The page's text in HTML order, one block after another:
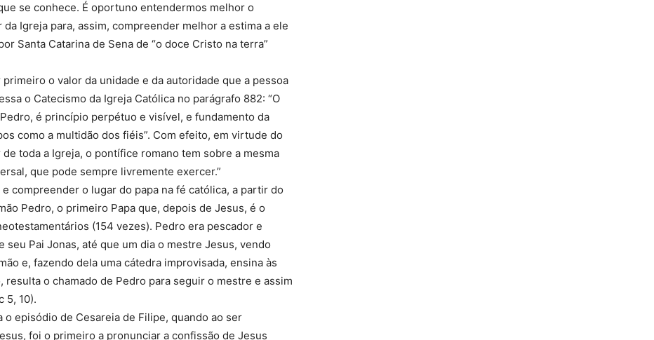
se conhece. É oportuno entendermos melhor o
Igreja para, assim, compreender melhor a estima a ele
Santa Catarina de Sena de “o doce Cristo na terra”
o valor da unidade e da autoridade que a pessoa
o Catecismo da Igreja Católica no parágrafo 882: “O
é princípio perpétuo e visível, e fundamento da
como a multidão dos fiéis”. Com efeito, em virtude do
toda a Igreja, o pontífice romano tem sobre a mesma
que pode sempre livremente exercer.”
compreender o lugar do papa na fé católica, a partir do
Pedro, o primeiro Papa que, depois de Jesus, é o
(154 vezes). Pedro era pescador e
seu Pai Jonas, até que um dia o mestre Jesus, vendo
e, fazendo dela uma cátedra improvisada, ensina às
o chamado de Pedro para seguir o mestre e assim
5, 10).
episódio de Cesareia de Filipe, quando ao ser
foi o primeiro a pronunciar a confissão de Jesus